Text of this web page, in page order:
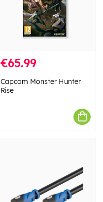
€65.99
Capcom Monster Hunter
Rise